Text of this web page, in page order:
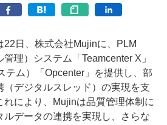
日、株式会社Mujinに、PLM
管理）システム「Teamcenter X」
テム）「Opcenter」を提供し、部
（デジタルスレッド）の実現を支
れにより、Mujinは品質管理体制に
ルデータの連携を実現し、さらな